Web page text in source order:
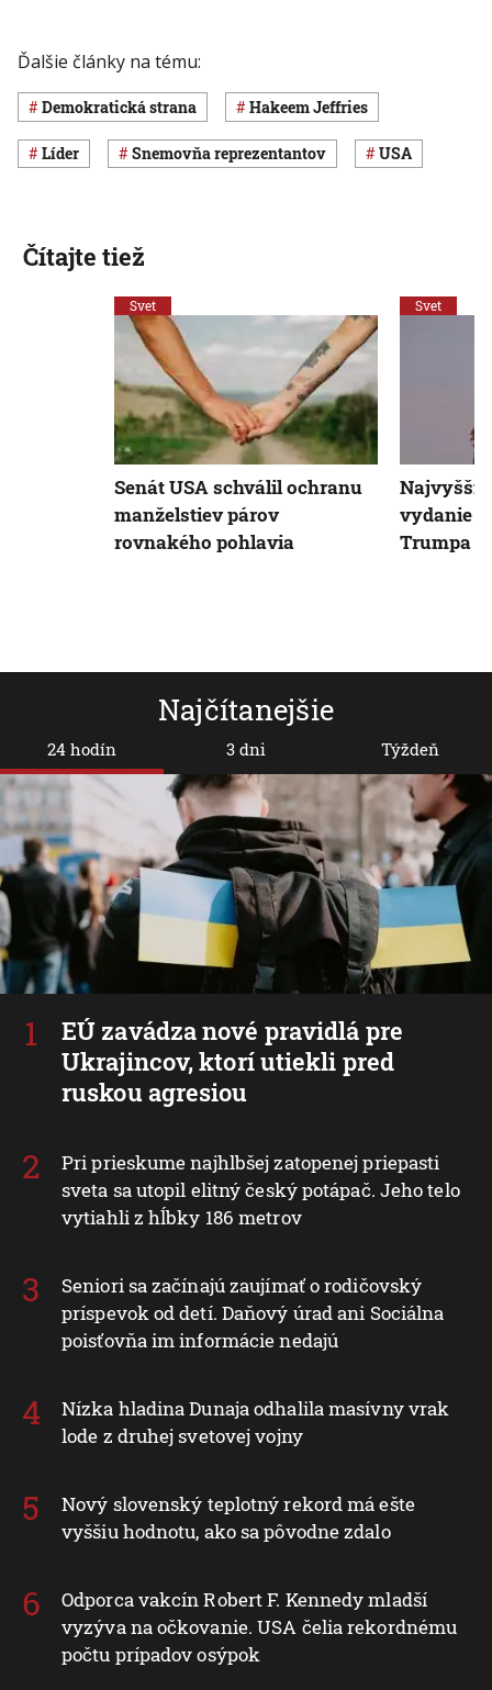
Ďalšie články na tému:
Demokratická strana Hakeem Jeffries
líder Snemovňa reprezentantov USA
Najčítanejšie
24 hodín
EÚ zavádza nové pravidlá pre
Ukrajincov, ktorí utiekli pred
ruskou agresiou
Pri prieskume najhlbšej zatopenej priepasti
sveta sa utopil elitný český potápač. Jeho telo
vytiahli z hĺbky 186 metrov
Seniori sa začínajú zaujímať o rodičovský
príspevok od detí. Daňový úrad ani Sociálna
poisťovňa im informácie nedajú
Nízka hladina Dunaja odhalila masívny vrak
lode z druhej svetovej vojny
Nový slovenský teplotný rekord má ešte
vyššiu hodnotu, ako sa pôvodne zdalo
Odporca vakcín Robert F. Kennedy mladší
vyzýva na očkovanie. USA čelia rekordnému
počtu prípadov osýpok
3 dni Týždeň
Čítajte tiež
Svet
Senát USA schválil ochranu
manželstiev párov
rovnakého pohlavia
Svet
Najvyšší
vydanie
Trumpa